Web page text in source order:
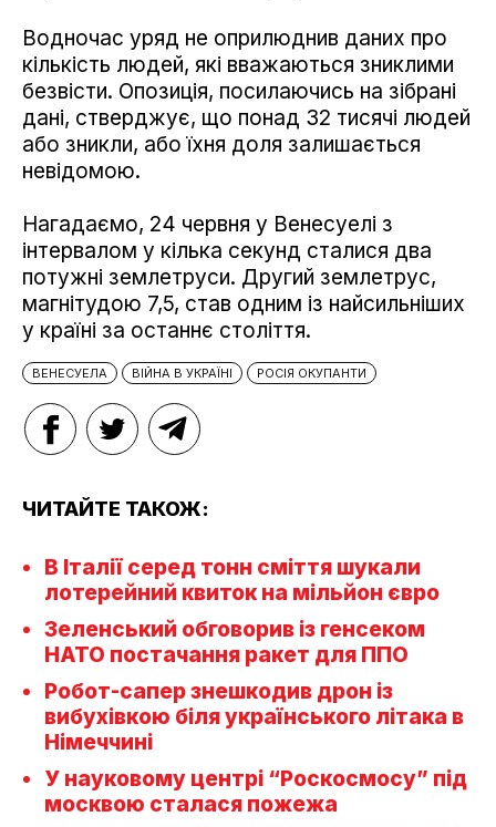
Водночас уряд не оприлюднив даних про
кількість людей, які вважаються зниклими
безвісти. Опозиція, посилаючись на зібрані
дані, стверджує, що понад 32 тисячі людей
або зникли, або їхня доля залишається
невідомою.
Нагадаємо, 24 червня у Венесуелі з
інтервалом у кілька секунд сталися два
потужні землетруси. Другий землетрус,
магнітудою 7,5, став одним із найсильніших
у країні за останнє століття.
ВЕНЕСУЕЛА ВІЙНА В УКРАЇНІ РОСІЯ ОКУПАНТИ
ЧИТАЙТЕ ТАКОЖ:
В Італії серед тонн сміття шукали
лотерейний квиток на мільйон євро
Зеленський обговорив із генсеком
НАТО постачання ракет для ППО
Робот-сапер знешкодив дрон із
вибухівкою біля українського літака в
Німеччині
У науковому центрі “Роскосмосу” під
москвою сталася пожежа